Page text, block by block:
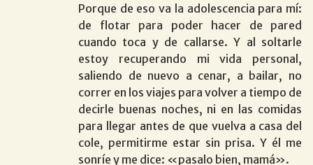
Porque de eso va la adolescencia para mí:
de flotar para poder hacer de pared
cuando toca y de callarse. Y al soltarle
estoy recuperando mi vida personal,
saliendo de nuevo a cenar, a bailar, no
correr en los viajes para volver a tiempo de
decirle buenas noches, ni en las comidas
para llegar antes de que vuelva a casa del
cole, permitirme estar sin prisa. Y él me
sonríe y me dice: «pasalo bien, mamá».